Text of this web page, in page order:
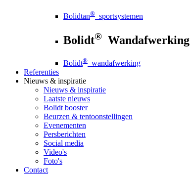
Bolidtan® sportsystemen
Bolidt® Wandafwerking
Bolidt® wandafwerking
Referenties
Nieuws & inspiratie
Nieuws & inspiratie
Laatste nieuws
Bolidt booster
Beurzen & tentoonstellingen
Evenementen
Persberichten
Social media
Video's
Foto's
Contact